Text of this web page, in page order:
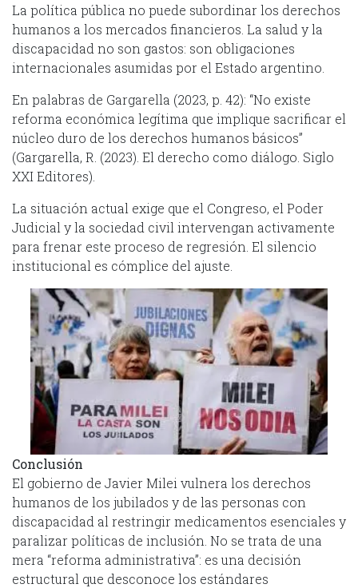
La política pública no puede subordinar los derechos
humanos a los mercados financieros. La salud y la
discapacidad no son gastos: son obligaciones
internacionales asumidas por el Estado argentino.
En palabras de Gargarella (2023, p. 42): “No existe
reforma económica legítima que implique sacrificar el
núcleo duro de los derechos humanos básicos”
(Gargarella, R. (2023). El derecho como diálogo. Siglo
XXI Editores).
La situación actual exige que el Congreso, el Poder
Judicial y la sociedad civil intervengan activamente
para frenar este proceso de regresión. El silencio
institucional es cómplice del ajuste.
Conclusión
El gobierno de Javier Milei vulnera los derechos
humanos de los jubilados y de las personas con
discapacidad al restringir medicamentos esenciales y
paralizar políticas de inclusión. No se trata de una
mera “reforma administrativa”: es una decisión
estructural que desconoce los estándares